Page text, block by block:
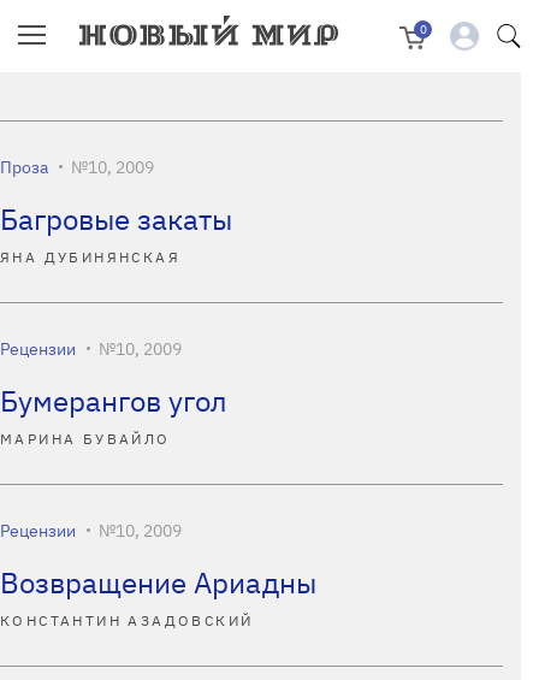
0
Проза №10, 2009
Багровые закаты
ЯНА ДУБИНЯНСКАЯ
Рецензии №10, 2009
Бумерангов угол
МАРИНА БУВАЙЛО
Рецензии №10, 2009
Возвращение Ариадны
КОНСТАНТИН АЗАДОВСКИЙ